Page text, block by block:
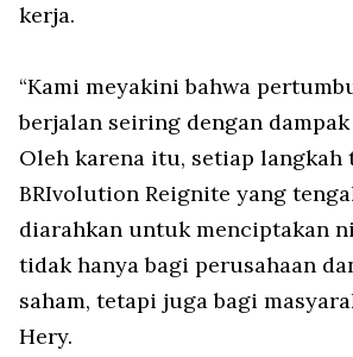
kerja.
“Kami meyakini bahwa
berjalan seiring dengan
Oleh karena itu, setiap langkah
BRIvolution Reignite yang
diarahkan untuk menciptakan
tidak hanya bagi perusahaan
saham, tetapi juga bagi
Hery.